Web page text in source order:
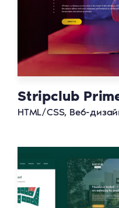
Stripclub
HTML/CSS, Веб-